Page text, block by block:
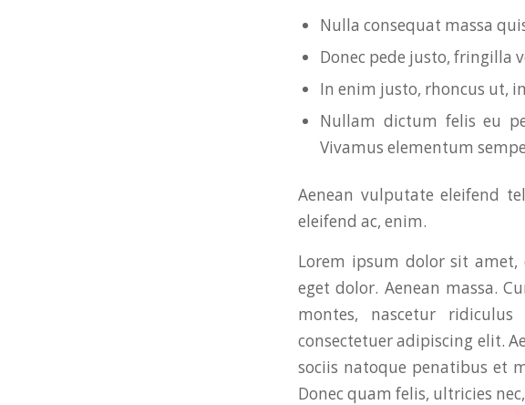
Nulla consequat massa
Donec pede justo, fringilla
In enim justo, rhoncus ut,
Nullam dictum felis eu
Vivamus elementum
Aenean vulputate eleifend
eleifend ac, enim.
Lorem ipsum dolor sit amet,
eget dolor. Aenean massa.
montes, nascetur
consectetuer adipiscing elit.
sociis natoque penatibus et
Donec quam felis, ultricies